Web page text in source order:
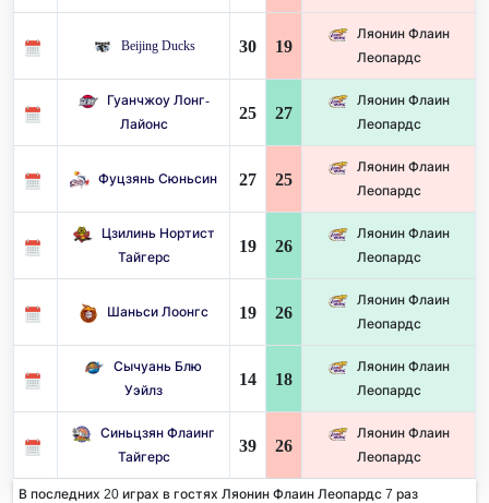
Beijing Ducks 30 19
Ляонин Флаин
Леопардс
Гуанчжоу Лонг-
Лайонс
25 27
Ляонин Флаин
Леопардс
Фуцзянь Сюньсин 27 25
Ляонин Флаин
Леопардс
Цзилинь Нортист
Тайгерс
19 26
Ляонин Флаин
Леопардс
Шаньси Лоонгс 19 26
Ляонин Флаин
Леопардс
Сычуань Блю
Уэйлз
14 18
Ляонин Флаин
Леопардс
Синьцзян Флаинг
Тайгерс
39 26
Ляонин Флаин
Леопардс
В последних 20 играх в гостях Ляонин Флаин Леопардс 7 раз